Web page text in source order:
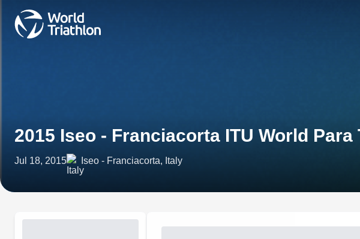
2015 Iseo - Franciacorta ITU World
Jul 18, 2015 Iseo - Franciacorta, Italy